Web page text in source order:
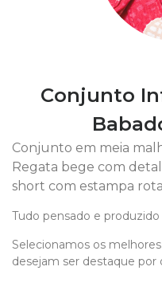
Conjunto
Conjunto em meia
Regata bege com
short com estampa
Tudo pensado e
Selecionamos os
desejam ser destaque por